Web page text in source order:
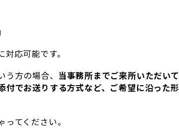
応可能です。
う方の場合、 当事務所までご来所いただいて
でお送りする方式など、ご希望に沿った形
てください。